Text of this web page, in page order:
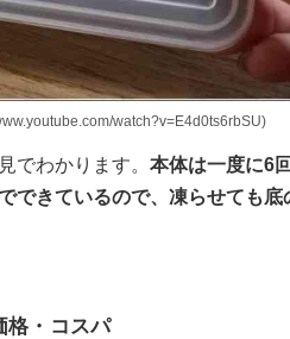
watch?v=E4d0ts6rbSU)
でわかります。 本体は一度に6
できているので、凍らせても底
格・コスパ